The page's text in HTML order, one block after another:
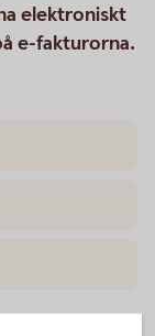
elektroniskt
e-fakturorna.